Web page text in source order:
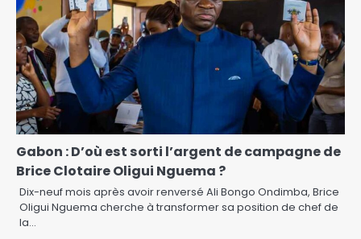
Gabon : D’où est sorti l’argent de campagne de
Brice Clotaire Oligui Nguema ?
Dix-neuf mois après avoir renversé Ali Bongo Ondimba, Brice
Oligui Nguema cherche à transformer sa position de chef de
la…